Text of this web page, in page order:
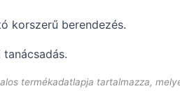
korszerű berendezés.
termékadatlapja tartalmazza,